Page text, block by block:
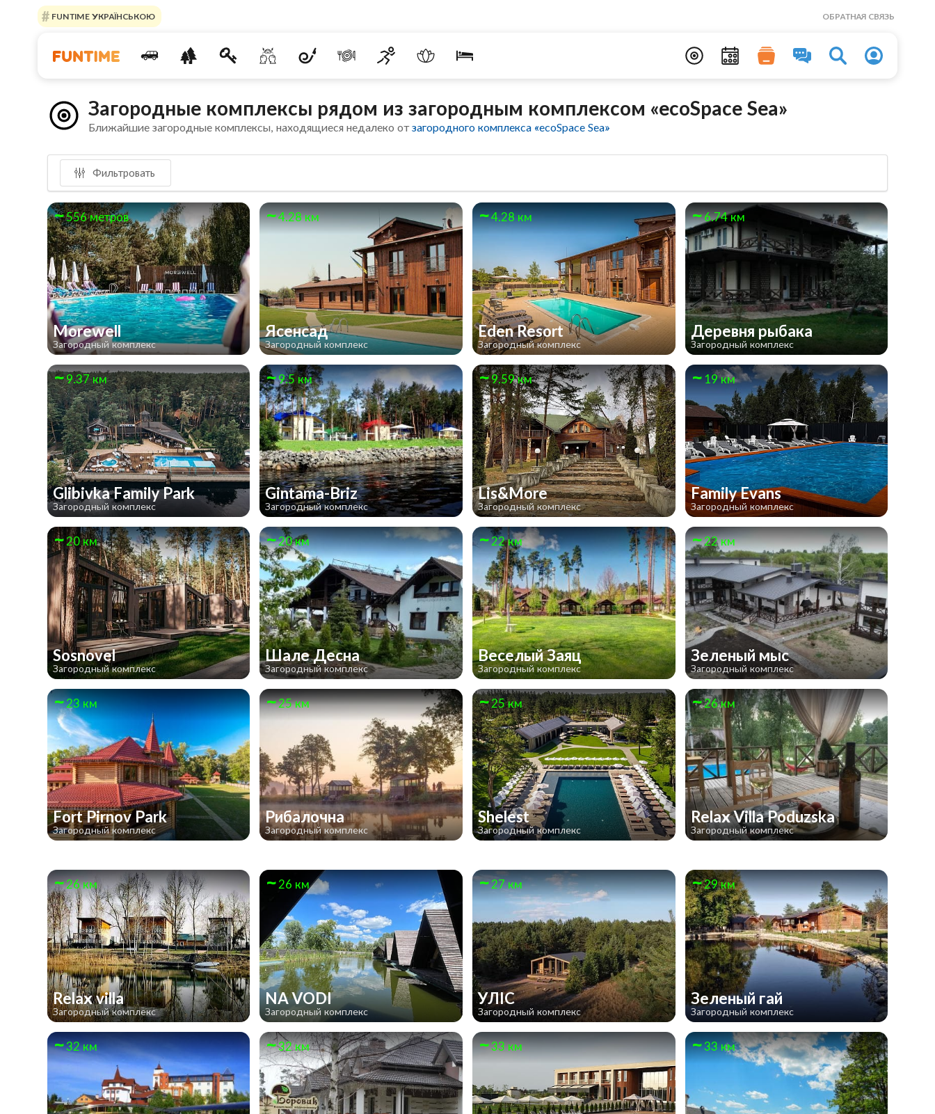
FUNTIME УКРАЇНСЬКОЮ ОБРАТНАЯ СВЯЗЬ
Загородные комплексы рядом из загородным комплексом «ecoSpace Sea»
Ближайшие загородные комплексы, находящиеся недалеко отзагородного комплекса «ecoSpace Sea»
Фильтровать
556 метров
Morewell
Загородный комплекс
4.28 км
Ясенсад
Загородный комплекс
4.28 км
Eden Resort
Загородный комплекс
6.74 км
Деревня рыбака
Загородный комплекс
9.37 км
Glibivka Family Park
Загородный комплекс
9.5 км
Gintama-Briz
Загородный комплекс
9.59 км
Lis&More
Загородный комплекс
19 км
Family Evans
Загородный комплекс
20 км
Sosnovel
Загородный комплекс
20 км
Шале Десна
Загородный комплекс
22 км
Веселый Заяц
Загородный комплекс
22 км
Зеленый мыс
Загородный комплекс
23 км
Fort Pirnov Park
Загородный комплекс
25 км
Рибалочна
Загородный комплекс
25 км
Shelest
Загородный комплекс
26 км
Relax Villa Poduzska
Загородный комплекс
26 км
Relax villa
Загородный комплекс
26 км
NA VODI
Загородный комплекс
27 км
УЛІС
Загородный комплекс
29 км
Зеленый гай
Загородный комплекс
32 км 32 км 33 км 33 км